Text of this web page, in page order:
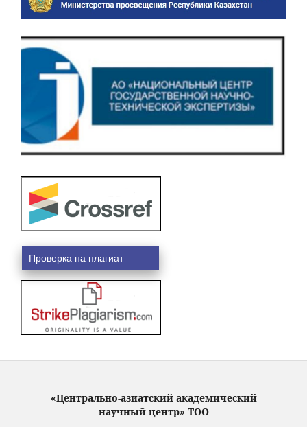
Проверка на плагиат
«Центрально-азиатский академический
научный центр» ТОО